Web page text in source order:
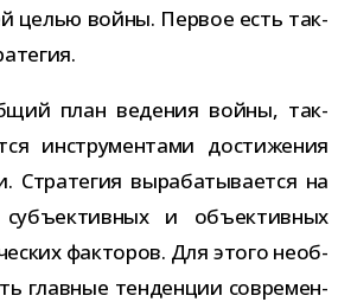
целью войны. Первое есть так­
план веде­ния войны, так­
инстру­мен­тами дости­же­ния
Стратегия выра­ба­ты­ва­ется на
и объ­ек­тив­ных
фак­то­ров. Для этого необ­
глав­ные тен­ден­ции совре­мен­